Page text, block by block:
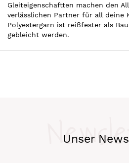
Gleiteigenschaftten machen den
verlässlichen Partner für all deine
Polyestergarn ist reißfester als
gebleicht werden.
Unser